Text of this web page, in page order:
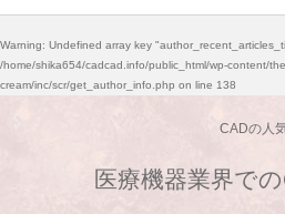
Warning: Undefined array key
/home/shika654/cadcad.info/public_html/wp-content/
cream/inc/scr/get_author_info.php on line 138
CADの人
医療機器業界で